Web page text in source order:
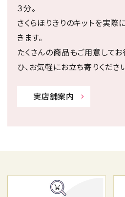
３分。
さくらほりきりのキットを実際
きます。
たくさんの商品もご用意してお
ひ、お気軽にお立ち寄りくださ
実店舗案内